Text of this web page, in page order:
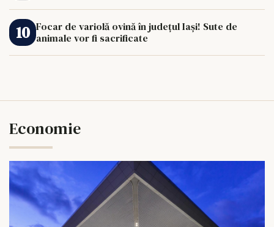
Focar de variolă ovină în județul Iași! Sute de
animale vor fi sacrificate
Economie